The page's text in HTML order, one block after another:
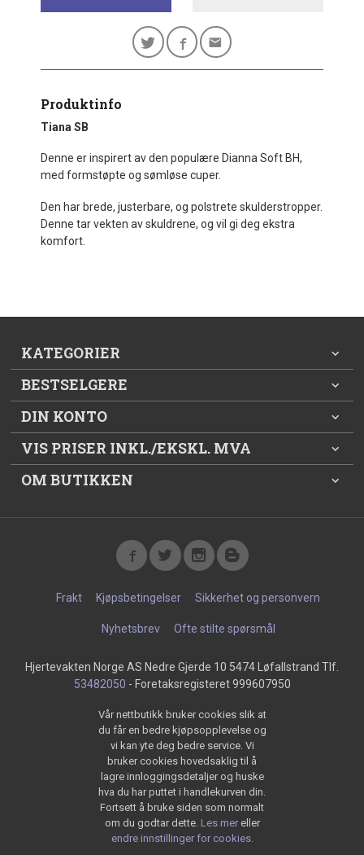
Produktinfo
Tiana SB
Denne er inspirert av den populære Dianna Soft BH,
med formstøpte og sømløse cuper.
Den har brede, justerbare, og polstrete skulderstropper.
Denne tar vekten av skuldrene, og vil gi deg ekstra
komfort.
KATEGORIER
BESTSELGERE
DIN KONTO
VIS PRISER INKL./EKSKL. MVA
OM BUTIKKEN
Frakt Kjøpsbetingelser Sikkerhet og personvern
Nyhetsbrev Ofte stilte spørsmål
Hjertevakten Norge AS Nedre Gjerde 10 5474 Løfallstrand Tlf.
53482050 - Foretaksregisteret 999607950
Vår nettbutikk bruker cookies slik at
du får en bedre kjøpsopplevelse og
vi kan yte deg bedre service. Vi
bruker cookies hovedsaklig til å
lagre innloggingsdetaljer og huske
hva du har puttet i handlekurven din.
Fortsett å bruke siden som normalt
om du godtar dette. Les mer eller
endre innstillinger for cookies.